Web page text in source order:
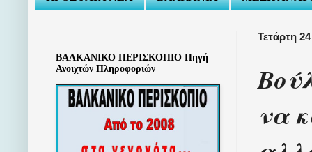
Τετάρτη
να
ΒΑΛΚΑΝΙΚΟ ΠΕΡΙΣΚΟΠΙΟ Πηγή
Ανοιχτών Πληροφοριών